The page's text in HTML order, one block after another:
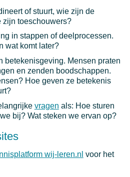
of stuurt, wie zijn de
zijn toeschouwers?
in stappen of deelprocessen.
wat komt later?
betekenisgeving. Mensen praten
en zenden boodschappen.
Hoe geven ze betekenis
vragen als: Hoe sturen
bij? Wat steken we ervan op?
wij-leren.nl voor het